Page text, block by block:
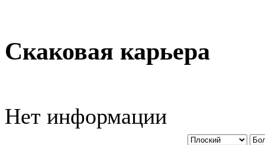
Скаковая карьера
Нет информации